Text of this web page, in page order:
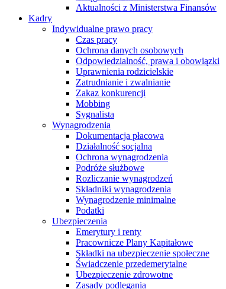
Aktualności z Ministerstwa Finansów
Kadry
Indywidualne prawo pracy
Czas pracy
Ochrona danych osobowych
Odpowiedzialność, prawa i obowiązki
Uprawnienia rodzicielskie
Zatrudnianie i zwalnianie
Zakaz konkurencji
Mobbing
Sygnalista
Wynagrodzenia
Dokumentacja płacowa
Działalność socjalna
Ochrona wynagrodzenia
Podróże służbowe
Rozliczanie wynagrodzeń
Składniki wynagrodzenia
Wynagrodzenie minimalne
Podatki
Ubezpieczenia
Emerytury i renty
Pracownicze Plany Kapitałowe
Składki na ubezpieczenie społeczne
Świadczenie przedemerytalne
Ubezpieczenie zdrowotne
Zasady podlegania